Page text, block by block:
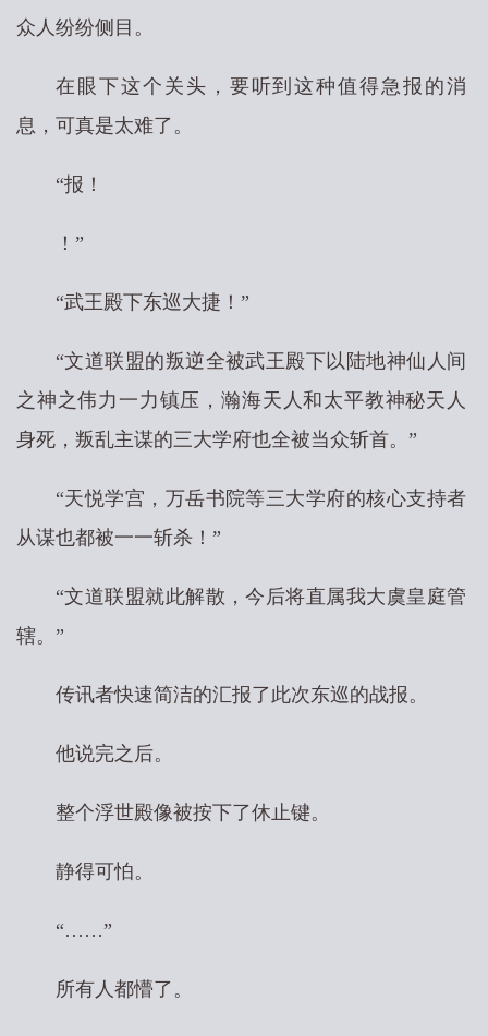
众人纷纷侧目。
在眼下这个关头，要听到这种值得急报的消
息，可真是太难了。
“报！
！”
“武王殿下东巡大捷！”
“文道联盟的叛逆全被武王殿下以陆地神仙人间
之神之伟力一力镇压，瀚海天人和太平教神秘天人
身死，叛乱主谋的三大学府也全被当众斩首。”
“天悦学宫，万岳书院等三大学府的核心支持者
从谋也都被一一斩杀！”
“文道联盟就此解散，今后将直属我大虞皇庭管
辖。”
传讯者快速简洁的汇报了此次东巡的战报。
他说完之后。
整个浮世殿像被按下了休止键。
静得可怕。
“……”
所有人都懵了。